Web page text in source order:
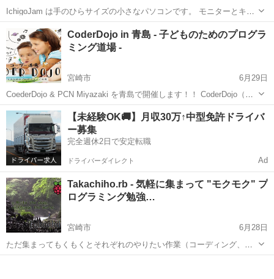
IchigoJam は手のひらサイズの小さなパソコンです。 モニターとキー
ボードがあればミニゲームを作ることができます。 PCN(プログラミン
グ クラブ ネットワーク)では、プログラミング学習にIchigoJam...
宮崎 宮崎市 プログラミング 印鑑
CoderDojo in 青島 - 子どものためのプログラ
ミング道場 -
宮崎市
6月29日
CoederDojo & PCN Miyazaki を青島で開催します！！ CoderDojo（コ
ーダ道場）は7~17歳くらいの子どもを対象にした無償のプログラミン
グ道場です。2011年にアイルランドで始まり、世界6...
宮崎 宮崎市 プログラミング Raspberry Pi
【未経験OK🚚】月収30万↑中型免許ドライバ
ー募集
完全週休2日で安定転職
ドライバーダイレクト Ad
Takachiho.rb - 気軽に集まって "モクモク" プ
ログラミング勉強…
宮崎市
6月28日
ただ集まってもくもくとそれぞれのやりたい作業（コーディング、プ
ログラミングの勉強）を進める、というスタイルの勉強会です。非エ